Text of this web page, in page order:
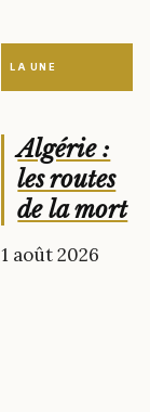
LA UNE
Algérie :
les routes
de la mort
1 août 2026